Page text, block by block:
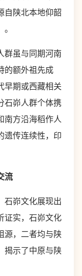
自陕北本地仰韶
虽与同期河南
的额外祖先成
早期或西藏相关
石峁人群个体携
南方沿海稻作人
遗传连续性，印
流
峁文化展现出
证实，石峁文化
源，二者均与陕
揭示了中原与陕